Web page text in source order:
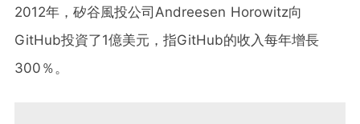
2012年，矽谷風投公司Andreesen Horowitz向
GitHub投資了1億美元，指GitHub的收入每年增長
300％。